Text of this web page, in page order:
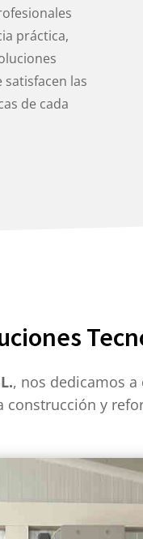
práctica,
satisfacen las
de cada
, nos dedicamos
construcción y